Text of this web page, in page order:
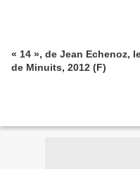
« 14 », de Jean Echenoz,
de Minuits, 2012 (F)